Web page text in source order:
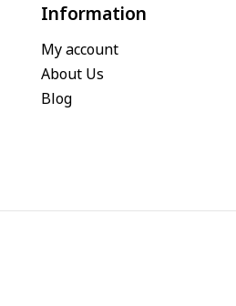
Information
My account
About Us
Blog